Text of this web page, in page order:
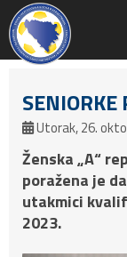
SENIORKE
Utorak, 26.
Ženska „A“
poražena je
utakmici
2023.